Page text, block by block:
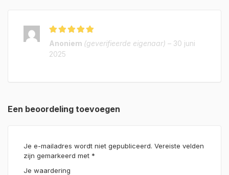
Gewaardeerd
uit 5
Anoniem (geverifieerde eigenaar) – 30 juni
2025
Een beoordeling toevoegen
Je e-mailadres wordt niet gepubliceerd. Vereiste velden
zijn gemarkeerd met *
Je waardering